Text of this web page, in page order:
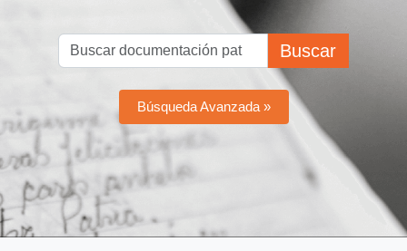
Buscar
Búsqueda Avanzada »